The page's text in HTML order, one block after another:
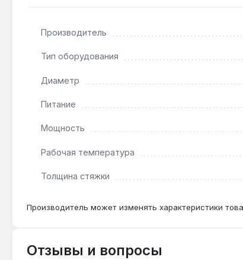
Нет — кабель рассчитан на монтаж под
теплораспределительными пластинами.
Подойдёт любой термостат для тёплого
Производитель
Тип оборудования
Диаметр
Питание
Мощность
Рабочая температура
Толщина стяжки
Производитель может изменять характеристики
Отзывы и вопросы